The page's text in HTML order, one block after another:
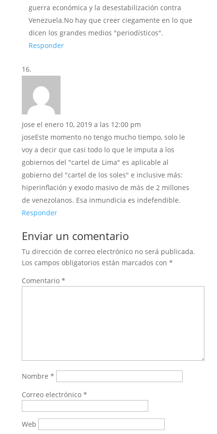
guerra económica y la desestabilización contra
Venezuela.No hay que creer ciegamente en lo que
dicen los grandes medios "periodísticos".
Responder
Jose el enero 10, 2019 a las 12:00 pm
joseEste momento no tengo mucho tiempo, solo le
voy a decir que casi todo lo que le imputa a los
gobiernos del "cartel de Lima" es aplicable al
gobierno del "cartel de los soles" e inclusive más:
hiperinflación y exodo masivo de más de 2 millones
de venezolanos. Esa inmundicia es indefendible.
Responder
Enviar un comentario
Tu dirección de correo electrónico no será publicada.
Los campos obligatorios están marcados con *
Comentario *
Nombre *
Correo electrónico *
Web